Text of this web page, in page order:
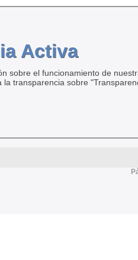
Activa
sobre el funcionamiento de
la transparencia sobre